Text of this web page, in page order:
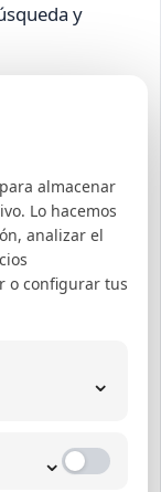
y
captar
almacenar
Lo hacemos
analizar el
o configurar tus
⌄
⌄